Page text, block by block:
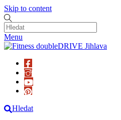
Skip to content
Menu
Hledat